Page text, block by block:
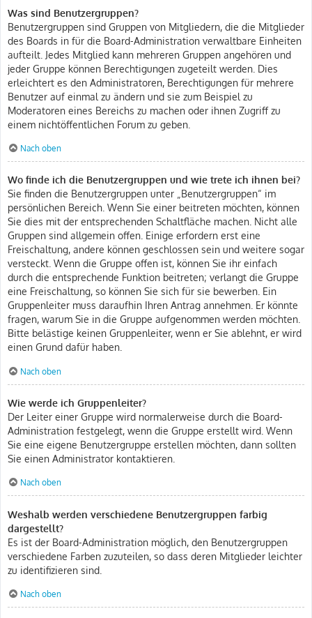
Was sind Benutzergruppen?
Benutzergruppen sind Gruppen von Mitgliedern, die die Mitglieder
des Boards in für die Board-Administration verwaltbare Einheiten
aufteilt. Jedes Mitglied kann mehreren Gruppen angehören und
jeder Gruppe können Berechtigungen zugeteilt werden. Dies
erleichtert es den Administratoren, Berechtigungen für mehrere
Benutzer auf einmal zu ändern und sie zum Beispiel zu
Moderatoren eines Bereichs zu machen oder ihnen Zugriff zu
einem nichtöffentlichen Forum zu geben.
Nach oben
Wo finde ich die Benutzergruppen und wie trete ich ihnen bei?
Sie finden die Benutzergruppen unter „Benutzergruppen“ im
persönlichen Bereich. Wenn Sie einer beitreten möchten, können
Sie dies mit der entsprechenden Schaltfläche machen. Nicht alle
Gruppen sind allgemein offen. Einige erfordern erst eine
Freischaltung, andere können geschlossen sein und weitere sogar
versteckt. Wenn die Gruppe offen ist, können Sie ihr einfach
durch die entsprechende Funktion beitreten; verlangt die Gruppe
eine Freischaltung, so können Sie sich für sie bewerben. Ein
Gruppenleiter muss daraufhin Ihren Antrag annehmen. Er könnte
fragen, warum Sie in die Gruppe aufgenommen werden möchten.
Bitte belästige keinen Gruppenleiter, wenn er Sie ablehnt, er wird
einen Grund dafür haben.
Nach oben
Wie werde ich Gruppenleiter?
Der Leiter einer Gruppe wird normalerweise durch die Board-
Administration festgelegt, wenn die Gruppe erstellt wird. Wenn
Sie eine eigene Benutzergruppe erstellen möchten, dann sollten
Sie einen Administrator kontaktieren.
Nach oben
Weshalb werden verschiedene Benutzergruppen farbig
dargestellt?
Es ist der Board-Administration möglich, den Benutzergruppen
verschiedene Farben zuzuteilen, so dass deren Mitglieder leichter
zu identifizieren sind.
Nach oben